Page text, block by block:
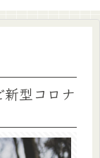
新型コロナ